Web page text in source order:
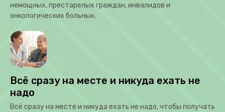
немощных, престарелых граждан, инвалидов и
онкологических больных.
Всё сразу на месте и никуда ехать не
надо
Всё сразу на месте и никуда ехать не надо, чтобы получать